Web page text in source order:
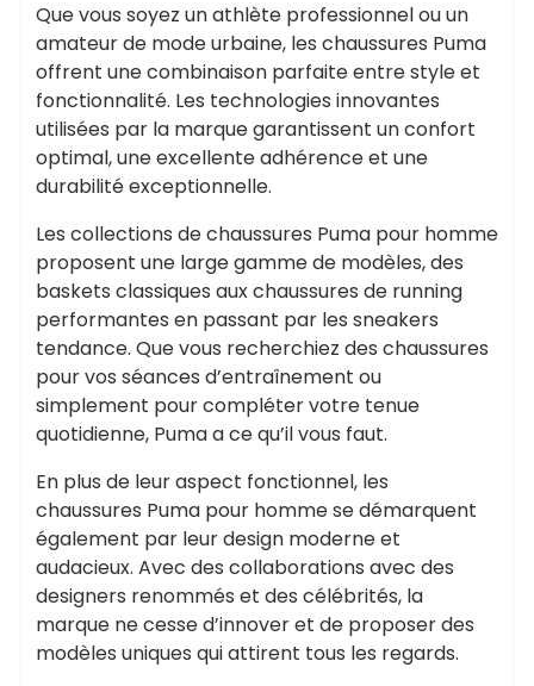
Que vous soyez un athlète professionnel ou un
amateur de mode urbaine, les chaussures Puma
offrent une combinaison parfaite entre style et
fonctionnalité. Les technologies innovantes
utilisées par la marque garantissent un confort
optimal, une excellente adhérence et une
durabilité exceptionnelle.
Les collections de chaussures Puma pour homme
proposent une large gamme de modèles, des
baskets classiques aux chaussures de running
performantes en passant par les sneakers
tendance. Que vous recherchiez des chaussures
pour vos séances d’entraînement ou
simplement pour compléter votre tenue
quotidienne, Puma a ce qu’il vous faut.
En plus de leur aspect fonctionnel, les
chaussures Puma pour homme se démarquent
également par leur design moderne et
audacieux. Avec des collaborations avec des
designers renommés et des célébrités, la
marque ne cesse d’innover et de proposer des
modèles uniques qui attirent tous les regards.